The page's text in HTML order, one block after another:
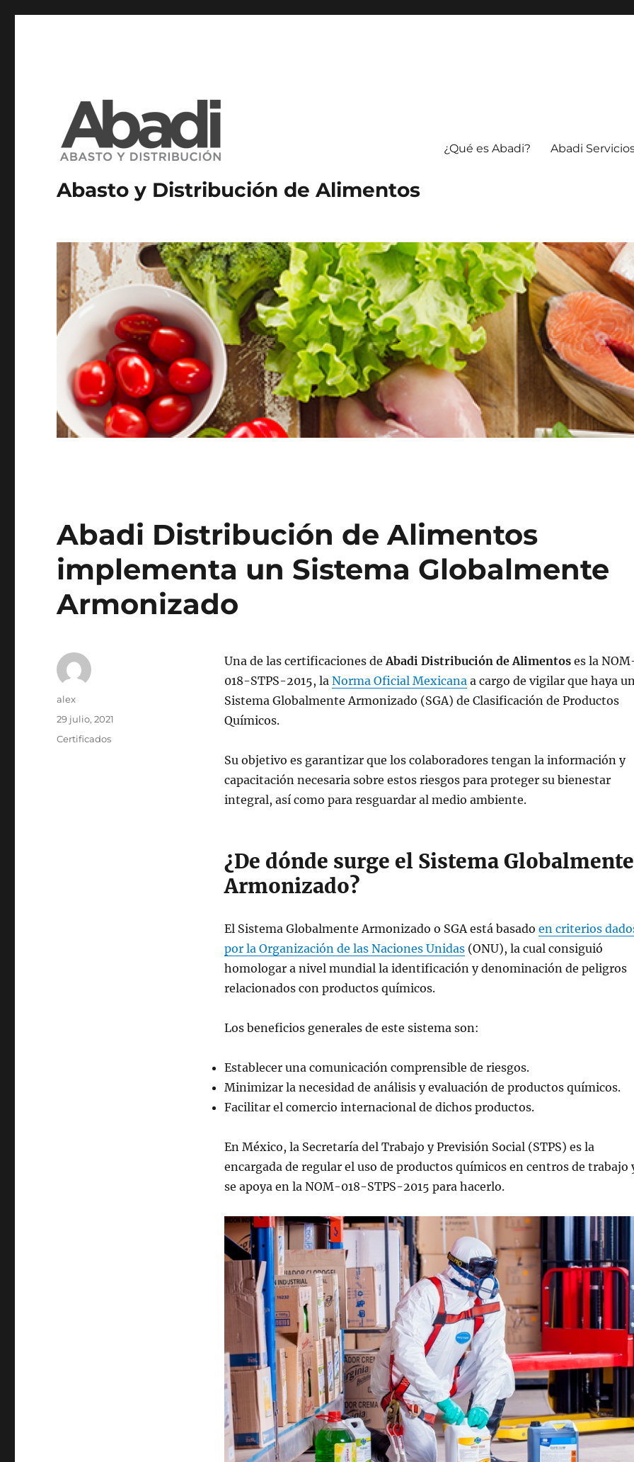
Abasto y Distribución de Alimentos
¿Qué es Abadi? Abadi
Abadi Distribución de Alimentos
implementa un Sistema Globalmente
Armonizado
Una de las certificaciones de Abadi Distribución de Alimentoses la
018-STPS-2015, la Norma Oficial Mexicanaa cargo de vigilar que haya
Sistema Globalmente Armonizado (SGA) de Clasificación de Productos
Químicos.
Su objetivo es garantizar que los colaboradores tengan la información y
capacitación necesaria sobre estos riesgos para proteger su bienestar
integral, así como para resguardar al medio ambiente.
¿De dónde surge el Sistema Globalmente
Armonizado?
El Sistema Globalmente Armonizado o SGA está basado en criterios
por la Organización de las Naciones Unidas(ONU), la cual consiguió
homologar a nivel mundial la identificación y denominación de peligros
relacionados con productos químicos.
Los beneficios generales de este sistema son:
Establecer una comunicación comprensible de riesgos.
Minimizar la necesidad de análisis y evaluación de productos químicos.
Facilitar el comercio internacional de dichos productos.
En México, la Secretaría del Trabajo y Previsión Social (STPS) es la
encargada de regular el uso de productos químicos en centros de trabajo
se apoya en la NOM-018-STPS-2015 para hacerlo.
Autor
alex
Publicado
29 julio, 2021
Categorías
Certificados